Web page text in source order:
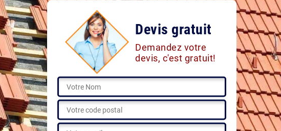
Devis gratuit
Demandez votre
devis, c'est gratuit!